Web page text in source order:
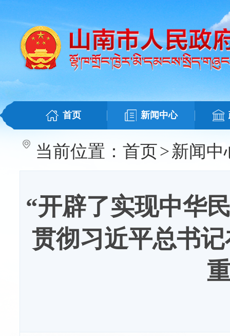
首页 新闻中心
当前位置： 首页>新闻中
“开辟了实现中华
贯彻习近平总书